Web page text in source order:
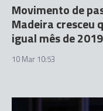
Movimento de
Madeira cresceu
igual mês de 2019
10 Mar 10:53